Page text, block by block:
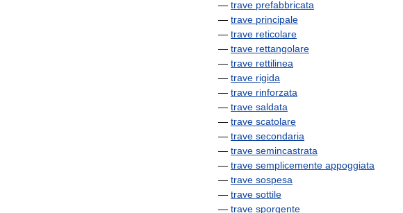
— trave prefabbricata
— trave principale
— trave reticolare
— trave rettangolare
— trave rettilinea
— trave rigida
— trave rinforzata
— trave saldata
— trave scatolare
— trave secondaria
— trave semincastrata
— trave semplicemente appoggiata
— trave sospesa
— trave sottile
— trave sporgente